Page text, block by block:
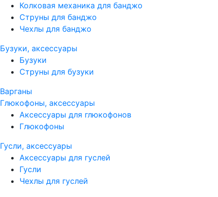
Колковая механика для банджо
Струны для банджо
Чехлы для банджо
Бузуки, аксессуары
Бузуки
Струны для бузуки
Варганы
Глюкофоны, аксессуары
Аксессуары для глюкофонов
Глюкофоны
Гусли, аксессуары
Аксессуары для гуслей
Гусли
Чехлы для гуслей